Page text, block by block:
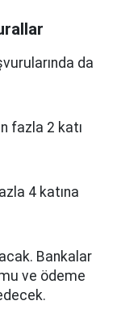
da
fazla 2 katı
4 katına
Bankalar
ve ödeme